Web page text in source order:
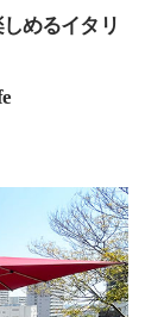
めるイタリ